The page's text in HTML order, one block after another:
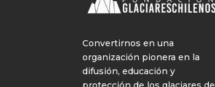
Convertirnos en una
organización pionera en la
difusión, educación y